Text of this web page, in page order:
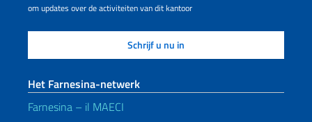
om updates over de activiteiten van dit kantoor
Het Farnesina-netwerk
Farnesina – il MAECI